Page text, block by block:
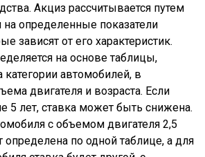
Акциз рассчитывается путем
определенные показатели
зависят от его характеристик.
на основе таблицы,
категории автомобилей, в
двигателя и возраста. Если
5 лет, ставка может быть снижена.
с объемом двигателя 2,5
определена по одной таблице, а для